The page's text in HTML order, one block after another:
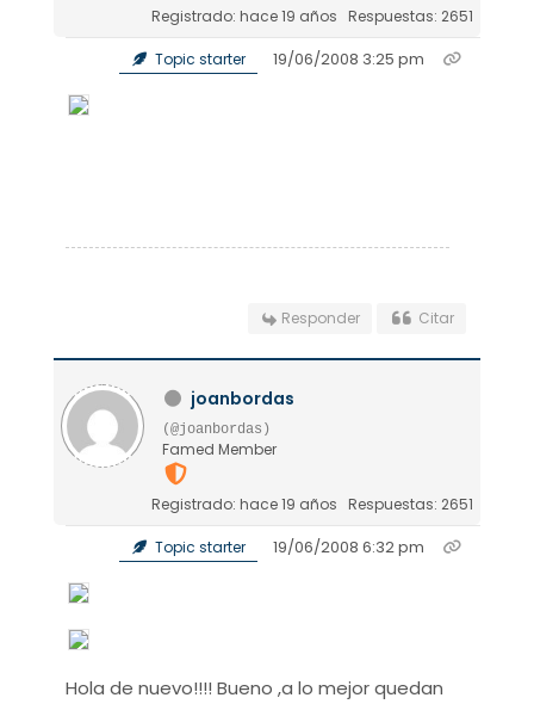
Registrado: hace 19 años Respuestas: 2651
Topic starter 19/06/2008 3:25 pm
Responder Citar
joanbordas
(@joanbordas)
Famed Member
Registrado: hace 19 años Respuestas: 2651
Topic starter 19/06/2008 6:32 pm
Hola de nuevo!!!! Bueno ,a lo mejor quedan